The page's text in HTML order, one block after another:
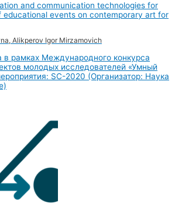
and communication technologies for
educational events on contemporary art for
Alikperov Igor Mirzamovich
в рамках Международного конкурса
молодых исследователей «Умный
SC-2020 (Организатор: Наука